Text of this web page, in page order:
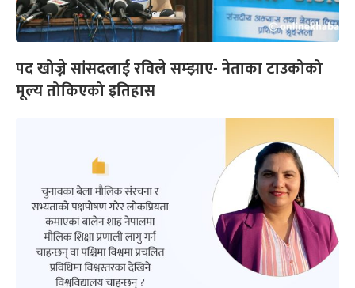
पद खोज्ने सांसदलाई रविले सम्झाए- नेताका टाउकोको
मूल्य तोकिएको इतिहास